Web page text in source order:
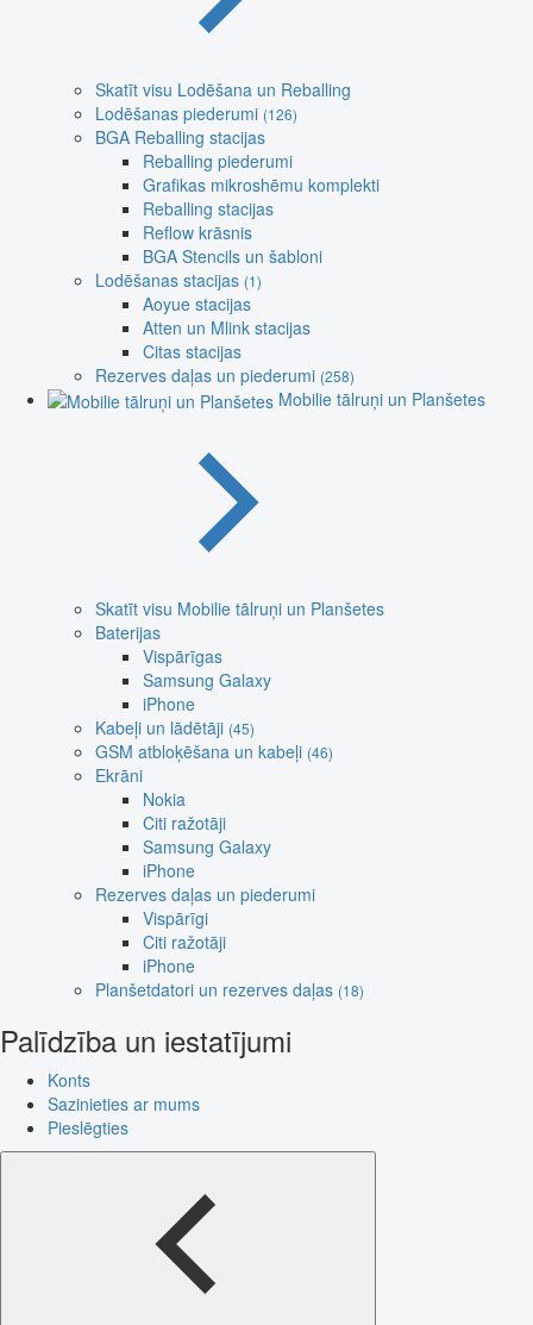
Skatīt visu Lodēšana un Reballing
Lodēšanas piederumi (126)
BGA Reballing stacijas
Reballing piederumi
Grafikas mikroshēmu komplekti
Reballing stacijas
Reflow krāsnis
BGA Stencils un šabloni
Lodēšanas stacijas (1)
Aoyue stacijas
Atten un Mlink stacijas
Citas stacijas
Rezerves daļas un piederumi (258)
Mobilie tālruņi un Planšetes
Skatīt visu Mobilie tālruņi un Planšetes
Baterijas
Vispārīgas
Samsung Galaxy
iPhone
Kabeļi un lādētāji (45)
GSM atbloķēšana un kabeļi (46)
Ekrāni
Nokia
Citi ražotāji
Samsung Galaxy
iPhone
Rezerves daļas un piederumi
Vispārīgi
Citi ražotāji
iPhone
Planšetdatori un rezerves daļas (18)
Palīdzība un iestatījumi
Konts
Sazinieties ar mums
Pieslēgties